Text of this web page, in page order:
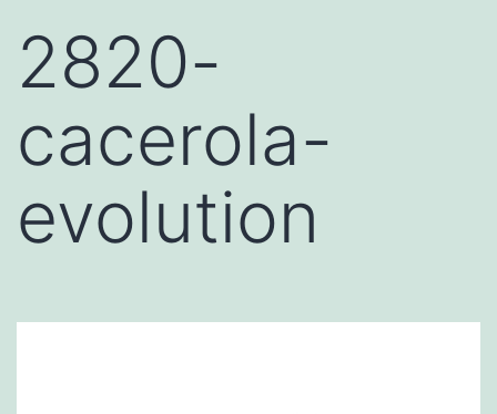
2820-
cacerola-
evolution